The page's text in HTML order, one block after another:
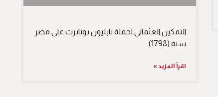
التمكين العثماني لحملة نابليون بونابرت على مصر
سنة (1798)
اقرأ المزيد »